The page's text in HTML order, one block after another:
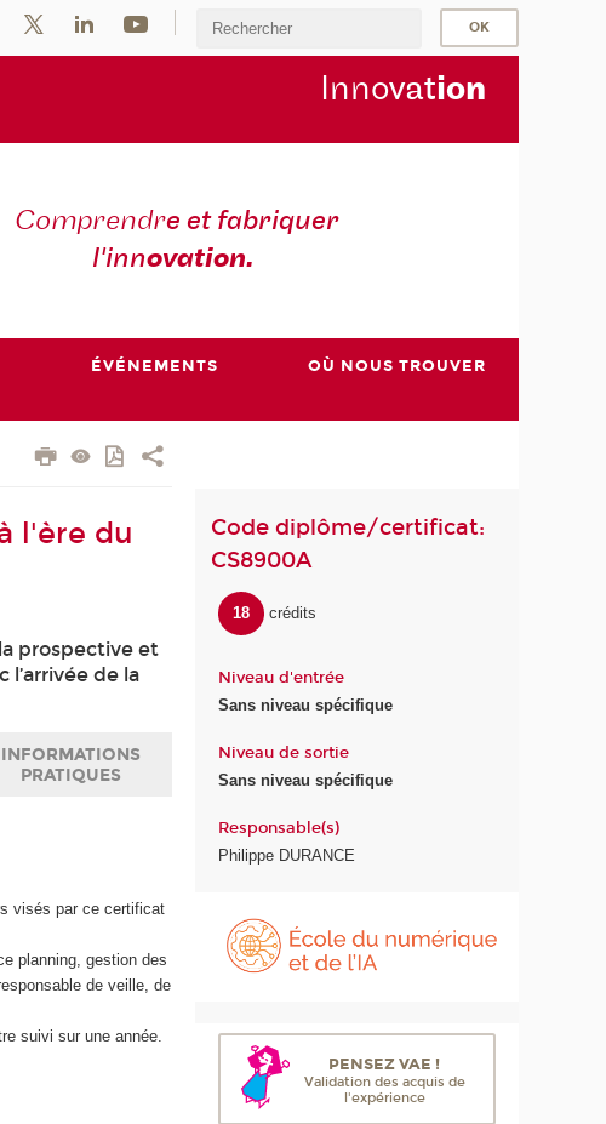
Innovation
Comprendre et fabriquer
l'innovation.
ÉVÉNEMENTS OÙ NOUS TROUVER
l'ère du
prospective et
de la
INFORMATIONS
PRATIQUES
visés par ce certificat
planning, gestion des
de veille, de
suivi sur une année.
Code diplôme/certificat:
CS8900A
18 crédits
Niveau d'entrée
Sans niveau spécifique
Niveau de sortie
Sans niveau spécifique
Responsable(s)
Philippe DURANCE
PENSEZ VAE !
Validation des acquis de
l'expérience